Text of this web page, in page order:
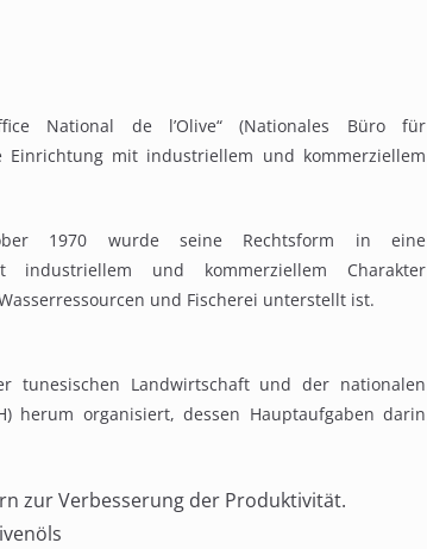
National de l’Olive“ (Nationales Büro für
Einrichtung mit industriellem und kommerziellem
1970 wurde seine Rechtsform in eine
industriellem und kommerziellem Charakter
und Fischerei unterstellt ist.
tunesischen Landwirtschaft und der nationalen
herum organisiert, dessen Hauptaufgaben darin
zur Verbesserung der Produktivität.